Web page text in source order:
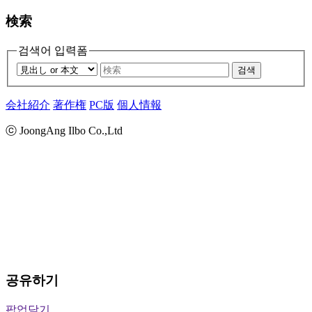
検索
검색어 입력폼
검색
会社紹介 著作権 PC版 個人情報
ⓒ JoongAng Ilbo Co.,Ltd
공유하기
팝업닫기